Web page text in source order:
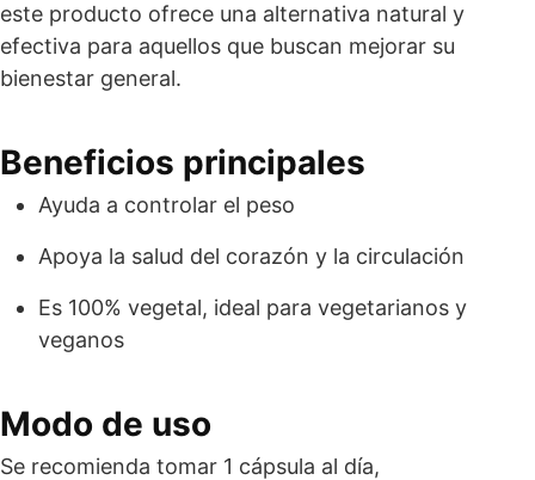
este producto ofrece una alternativa natural y
efectiva para aquellos que buscan mejorar su
bienestar general.
Beneficios principales
Ayuda a controlar el peso
Apoya la salud del corazón y la circulación
Es 100% vegetal, ideal para vegetarianos y
veganos
Modo de uso
Se recomienda tomar 1 cápsula al día,